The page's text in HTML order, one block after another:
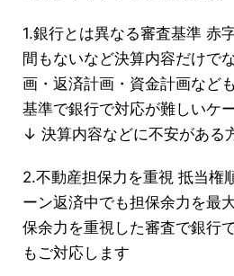
1.銀行とは異なる審査基準 赤
間もないなど決算内容だけで
画・返済計画・資金計画など
基準で銀行で対応が難しいケ
↓ 決算内容などに不安がある
2.不動産担保力を重視 抵当権
ーン返済中でも担保余力を最
保余力を重視した審査で銀行
もご対応します